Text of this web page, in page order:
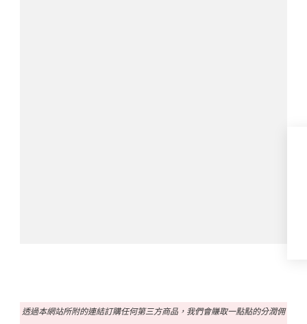
透過本網站所附的連結訂購任何第三方商品，我們會賺取一點點的分潤佣